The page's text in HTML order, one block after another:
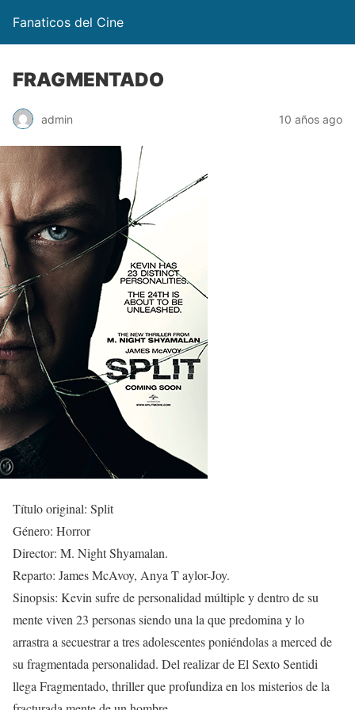
Fanaticos del Cine
FRAGMENTADO
admin 10 años ago
Título original: Split
Género: Horror
Director: M. Night Shyamalan.
Reparto: James McAvoy, Anya T aylor-Joy.
Sinopsis: Kevin sufre de personalidad múltiple y dentro de su
mente viven 23 personas siendo una la que predomina y lo
arrastra a secuestrar a tres adolescentes poniéndolas a merced de
su fragmentada personalidad. Del realizar de El Sexto Sentidi
llega Fragmentado, thriller que profundiza en los misterios de la